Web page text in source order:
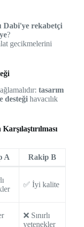
Dabi'ye rekabetçi
?
gecikmelerini
tasarım
desteğihavacılık
A Rakip B
✅ İyi kalite
❌ Sınırlı
yetenekler